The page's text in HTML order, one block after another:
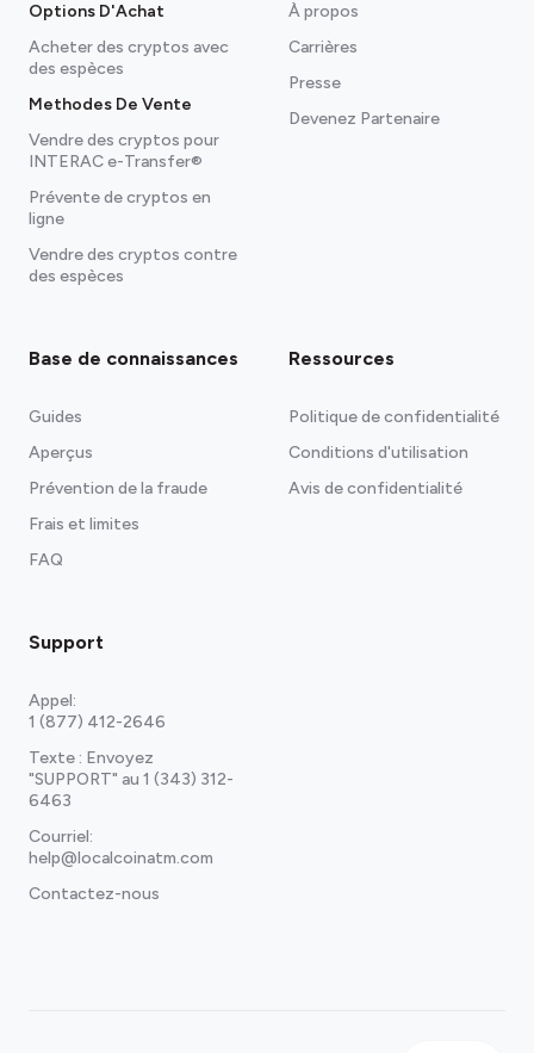
Options D'Achat
Acheter des cryptos avec
des espèces
Methodes De Vente
Vendre des cryptos pour
INTERAC e-Transfer®
Prévente de cryptos en
ligne
Vendre des cryptos contre
des espèces
À propos
Carrières
Presse
Devenez Partenaire
Base de connaissances
Guides
Aperçus
Prévention de la fraude
Frais et limites
FAQ
Ressources
Politique de confidentialité
Conditions d'utilisation
Avis de confidentialité
Support
Appel:
1 (877) 412-2646
Texte : Envoyez
"SUPPORT" au 1 (343) 312-
6463
Courriel:
help@localcoinatm.com
Contactez-nous